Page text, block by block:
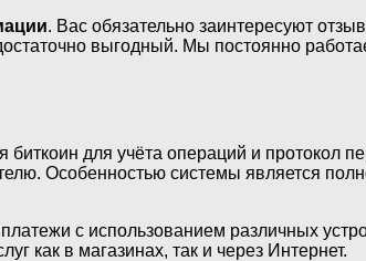
. Вас обязательно заинтересуют
выгодный. Мы постоянно
для учёта операций и протокол
Особенностью системы является
с использованием различных
как в магазинах, так и через Интернет.